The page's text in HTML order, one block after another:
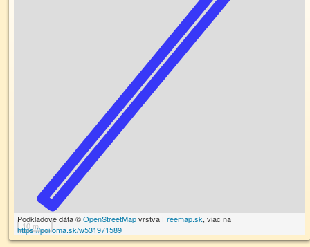
10 m
Podkladové dáta ©OpenStreetMapvrstva Freemap.sk, viac na
https://poi.oma.sk/w531971589